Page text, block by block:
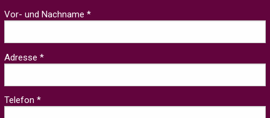
Vor- und Nachname *
Adresse *
Telefon *